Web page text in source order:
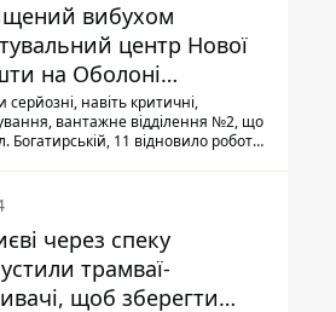
вибухом
центр Нової
на Оболоні
- видають
серйозні, навіть критичні,
вантажне відділення №2, що
Богатирській, 11 відновило роботу:
через спеку
трамваї-
щоб зберегти